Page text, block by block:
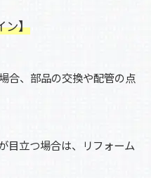
ン】
合、部品の交換や配管の点
目立つ場合は、リフォーム